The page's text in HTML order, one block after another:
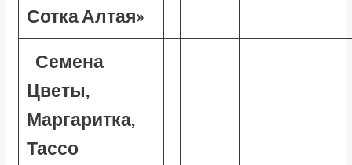
Сотка Алтая»
Семена
Цветы,
Маргаритка,
Тассо